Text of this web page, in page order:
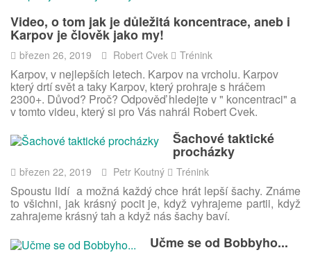
Video, o tom jak je důležitá koncentrace, aneb i
Karpov je člověk jako my!
březen 26, 2019 Robert Cvek Trénink
Karpov, v nejlepších letech. Karpov na vrcholu. Karpov
který drtí svět a taky Karpov, který prohraje s hráčem
2300+. Důvod? Proč? Odpověď hledejte v " koncentraci" a
v tomto videu, který si pro Vás nahrál Robert Cvek.
Šachové taktické
procházky
březen 22, 2019 Petr Koutný Trénink
Spoustu lidí a možná každý chce hrát lepší šachy. Známe
to všichni, jak krásný pocit je, když vyhrajeme partii, když
zahrajeme krásný tah a když nás šachy baví.
Učme se od Bobbyho...